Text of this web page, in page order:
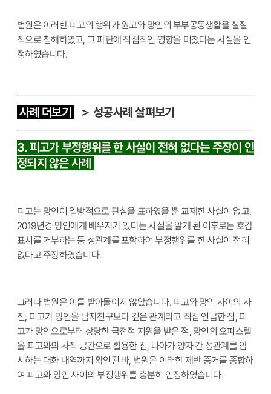
법원은 이러한 피고의 행위가 원고와 망인의 부부공동생활을 실질
적으로 침해하였고, 그 파탄에 직접적인 영향을 미쳤다는 사실을 인
정하였습니다.
사례 더보기 ＞ 성공사례 살펴보기
3. 피고가 부정행위를 한 사실이 전혀 없다는 주장이 인
정되지 않은 사례
피고는 망인이 일방적으로 관심을 표하였을 뿐 교제한 사실이 없고,
2019년경 망인에게 배우자가 있다는 사실을 알게 된 이후로는 호감
표시를 거부하는 등 성관계를 포함하여 부정행위를 한 사실이 전혀
없다고 주장하였습니다.
그러나 법원은 이를 받아들이지 않았습니다. 피고와 망인 사이의 사
진, 피고가 망인을 남자친구보다 깊은 관계라고 직접 언급한 점, 피
고가 망인으로부터 상당한 금전적 지원을 받은 점, 망인의 오피스텔
을 피고와의 사적 공간으로 활용한 점, 나아가 양자 간 성관계를 암
시하는 대화 내역까지 확인된 바, 법원은 이러한 제반 증거를 종합하
여 피고와 망인 사이의 부정행위를 충분히 인정하였습니다.